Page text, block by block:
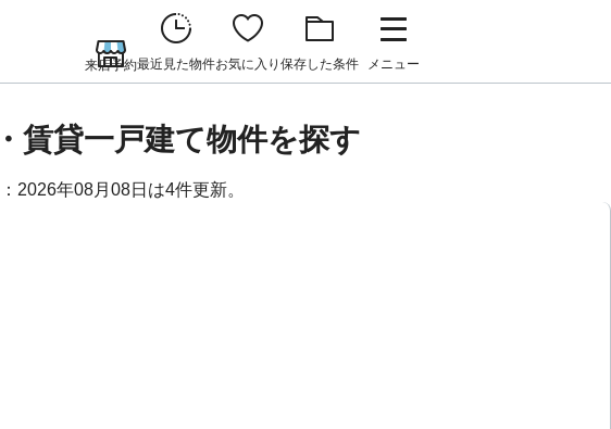
来店予約最近見た物件お気に入り 保存した条件 メニュー
賃貸一戸建て物件を探す
2026年08月08日は4件更新。